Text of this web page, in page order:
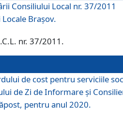
Consiliului Local nr. 37/2011
Brașov.
nr. 37/2011.
de cost pentru serviciile
de Zi de Informare și
pentru anul 2020.